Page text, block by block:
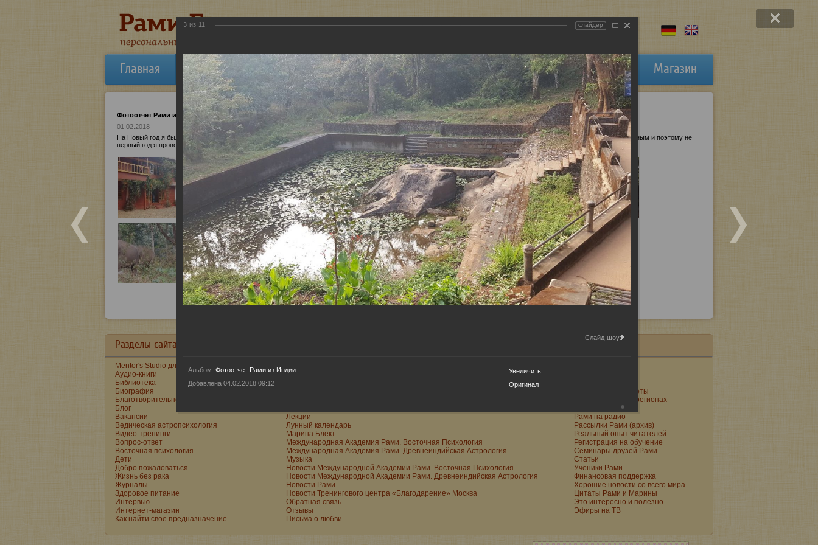
Главная Об авторе Новости Аудио Видео Обучение Публикации Магазин
Фотоотчет Рами из Индии
01.02.2018
На Новый год я был в Южной Индии, в джунглях. Говорят, как встретишь Новый год, так и проведешь. У меня не пропадает надежда стать хоть чуть чуть более духовным и поэтому не
первый год я провожу его в шрамах и духовных местах. Читать подробнее: http://www.bleckt.com/publication/blog/22089.html
Разделы сайта в алфавитном порядке:
Mentor's Studio для детей и подростков
Аудио-книги
Библиотека
Биография
Благотворительность
Блог
Вакансии
Ведическая астропсихология
Видео-тренинги
Вопрос-ответ
Восточная психология
Дети
Добро пожаловаться
Жизнь без рака
Журналы
Здоровое питание
Интервью
Интернет-магазин
Как найти свое предназначение
Как стать реальным мужиком
Лекции
Лунный календарь
Марина Блект
Международная Академия Рами. Восточная Психология
Международная Академия Рами. Древнеиндийская Астрология
Музыка
Новости Международной Академии Рами. Восточная Психология
Новости Международной Академии Рами. Древнеиндийская Астрология
Новости Рами
Новости Тренингового центра «Благодарение» Москва
Обратная связь
Отзывы
Письма о любви
Практические советы
Представители в регионах
Рами на радио
Рассылки Рами (архив)
Реальный опыт читателей
Регистрация на обучение
Семинары друзей Рами
Статьи
Ученики Рами
Финансовая поддержка
Хорошие новости со всего мира
Цитаты Рами и Марины
Это интересно и полезно
Эфиры на ТВ
3 из 11 слайдер
Слайд-шоу:
Альбом: Фотоотчет Рами из Индии
Добавлена 04.02.2018 09:12
Увеличить
Оригинал